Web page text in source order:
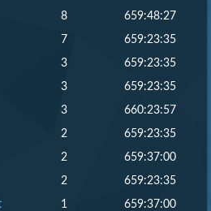
8 659:48:27
7 659:23:35
3 659:23:35
3 659:23:35
3 660:23:57
2 659:23:35
2 659:37:00
2 659:23:35
1 659:37:00